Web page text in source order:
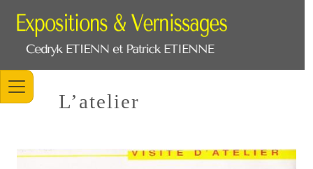
L’atelier